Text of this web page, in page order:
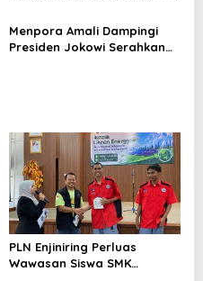
Menpora Amali Dampingi
Presiden Jokowi Serahkan
PLN Enjiniring Perluas
Wawasan Siswa SMK